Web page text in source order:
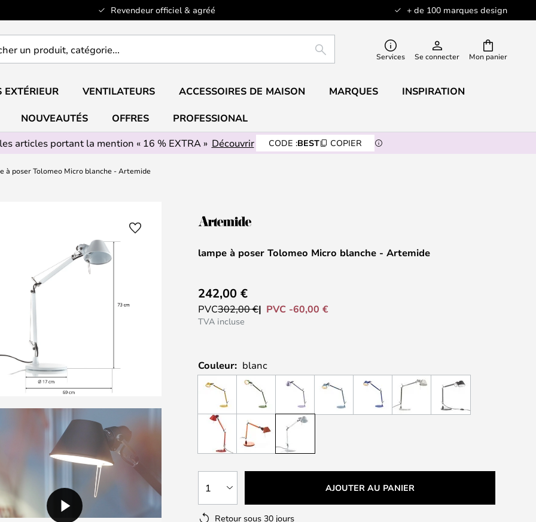
Revendeur officiel & agréé + de 100 marques design
Mon panier
RECHERCHERServices Se connecter
EXTÉRIEUR VENTILATEURS ACCESSOIRES DE MAISON MARQUES INSPIRATION
NOUVEAUTÉS OFFRES
PROFESSIONAL
articles portant la mention « 16 % EXTRA » Découvrir CODE :BEST COPIER
à poser Tolomeo Micro blanche - Artemide
lampe à poser Tolomeo Micro blanche - Artemide
242,00 €
PVC302,00 € PVC -60,00 €
TVA incluse
Couleur: blanc
1 AJOUTER AU PANIER
Retour sous 30 jours